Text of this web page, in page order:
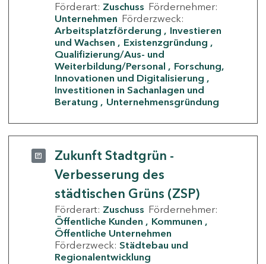
Förderart: Zuschuss Fördernehmer:
Unternehmen Förderzweck:
Arbeitsplatzförderung
Investieren
und Wachsen
Existenzgründung
Qualifizierung/Aus- und
Weiterbildung/Personal
Forschung,
Innovationen und Digitalisierung
Investitionen in Sachanlagen und
Beratung
Unternehmensgründung
Zukunft Stadtgrün -
Verbesserung des
städtischen Grüns (ZSP)
Förderart: Zuschuss Fördernehmer:
Öffentliche Kunden
Kommunen
Öffentliche Unternehmen
Förderzweck: Städtebau und
Regionalentwicklung